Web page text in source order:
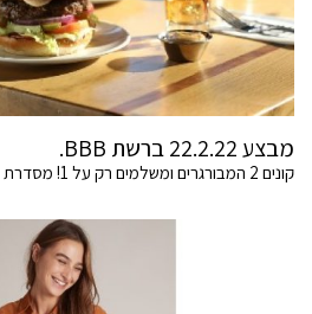
מבצע 22.2.22 ברשת BBB.
קונים 2 המבורגרים ומשלמים רק על 1! מסדרת ההמבורגרים הקלאסיים.